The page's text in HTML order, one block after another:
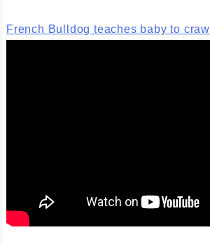
French Bulldog teaches baby to crawl